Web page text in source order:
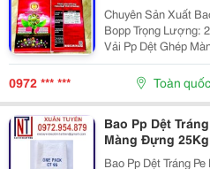
Chuyên Sản Xuất
Bopp Trọng Lượng:
Vải Pp Dệt Ghép
Lồng Thêm Túi Pe
Môi Trường Bền,
0972 *** *** Toàn quốc
Bao Pp Dệt
Màng Đựng 25Kg
Bao Pp Dệt Tráng